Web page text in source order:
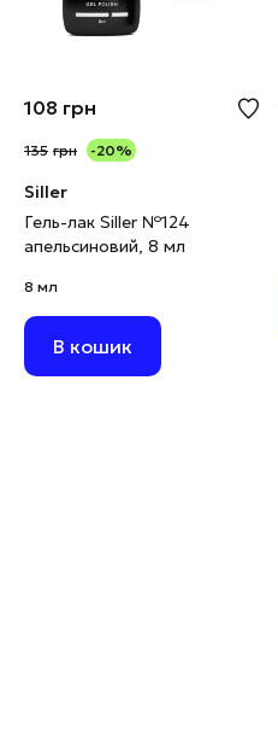
108 грн
135 грн -20%
Siller
Гель-лак Siller №124
апельсиновий, 8 мл
8 мл
В кошик